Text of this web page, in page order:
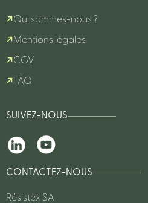
Qui sommes-nous ?
Mentions légales
CGV
FAQ
SUIVEZ-NOUS
CONTACTEZ-NOUS
Résistex SA